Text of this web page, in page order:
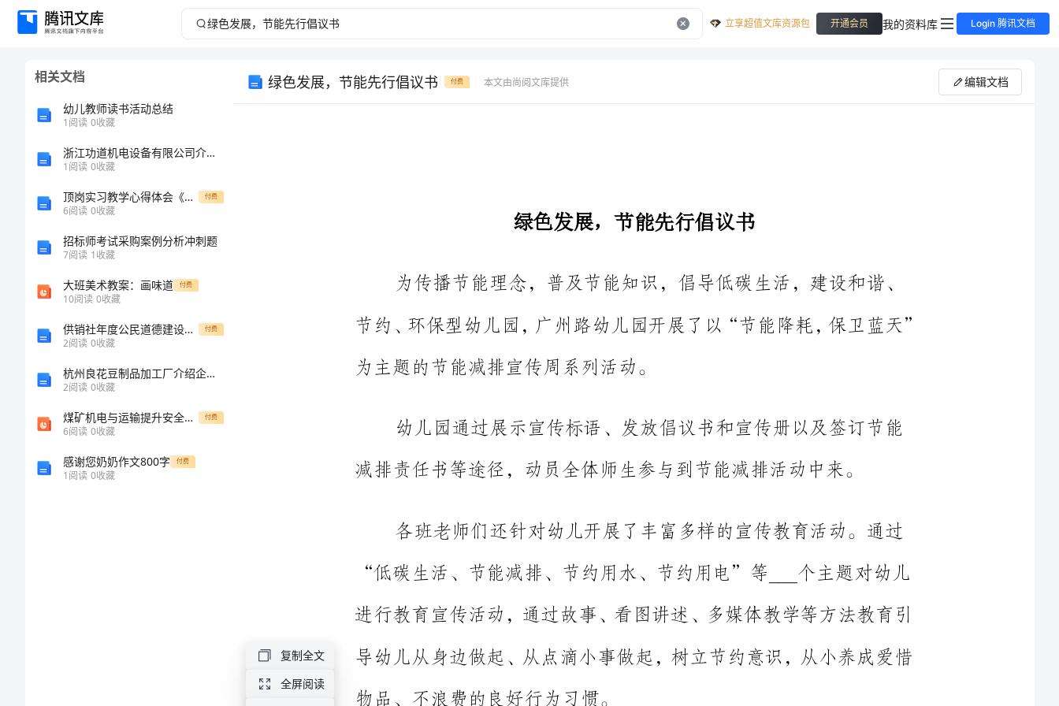
绿
展，
立享超值文库资源包 开通会员 我的资料库 Login 腾讯文档
相关文档
幼儿教师读书活动总结
1阅读 0收藏
浙江功道机电设备有限公司介绍企业发展分析报告
1阅读 0收藏
顶岗实习教学心得体会《我看教师队伍之思想建设》 付费
6阅读 0收藏
招标师考试采购案例分析冲刺题
7阅读 1收藏
大班美术教案：画味道 付费
10阅读 0收藏
供销社年度公民道德建设的工作总结 付费
2阅读 0收藏
杭州良花豆制品加工厂介绍企业发展分析报告
2阅读 0收藏
煤矿机电与运输提升安全管理 付费
6阅读 0收藏
感谢您奶奶作文800字 付费
1阅读 0收藏
绿色发展，节能先行倡议书 付费 本文由尚阅文库提供 编辑文档
从点滴小事做起，树立起了节约意识，同时使全园师生及家长树立了
节能减排的科学观念。
为传播节能理念，普及节能知识，倡导低碳生活，建设和谐、
为主题的节能减排宣传周系列活动。
幼儿园通过展示宣传标语、发放倡议书和宣传册以及签订节能
各班老师们还针对幼儿开展了丰富多样的宣传教育活动。通过
进行教育宣传活动，通过故事、看图讲述、多媒体教学等方法教育引
复制全文
全屏阅读